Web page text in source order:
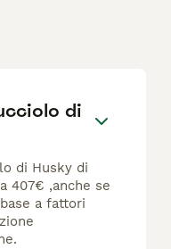
di
di Husky di
407€ ,anche se
a fattori